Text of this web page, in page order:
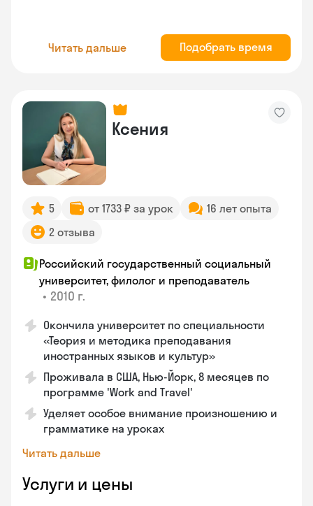
Читать дальше Подобрать время
Ксения
5 от 1733 ₽ за урок
16 лет опыта
2 отзыва
Российский государственный социальный
университет, филолог и преподаватель
• 2010 г.
Окончила университет по специальности
«Теория и методика преподавания
иностранных языков и культур»
Проживала в США, Нью-Йорк, 8 месяцев по
программе 'Work and Travel'
Уделяет особое внимание произношению и
грамматике на уроках
Читать дальше
Услуги и цены